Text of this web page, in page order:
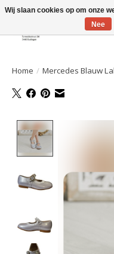
Welkom bij de Gelaarsde KAT
Home / Mercedes Blauw
Wij slaan cookies op om onze
Nee